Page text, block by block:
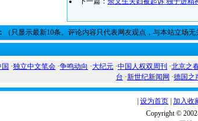
（只显示最新10条。评论内容只代表网友观点，与本站立场无
·独立中文笔会 ·争鸣动向 ·大纪元 ·中国人权双周刊 ·北京之
台 ·新世纪新闻网 ·德国之
设为首页 加入收
Copyright ©